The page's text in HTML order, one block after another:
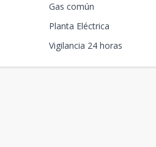
Gas común
Planta Eléctrica
Vigilancia 24 horas